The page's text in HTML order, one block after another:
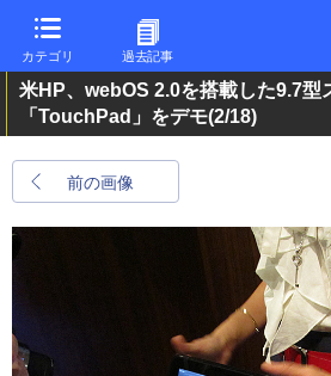
カテゴリ 過去記事
米HP、webOS 2.0を搭載した9.7型
「TouchPad」をデモ(2/18)
前の画像